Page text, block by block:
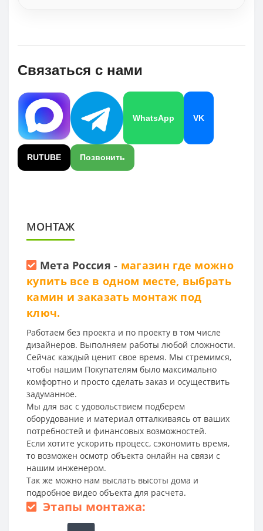
Связаться с нами
WhatsApp VK
RUTUBE Позвонить
МОНТАЖ
Мета Россия - магазин где можно
купить все в одном месте, выбрать
камин и заказать монтаж под
ключ.
Работаем без проекта и по проекту в том числе
дизайнеров. Выполняем работы любой сложности.
Сейчас каждый ценит свое время. Мы стремимся,
чтобы нашим Покупателям было максимально
комфортно и просто сделать заказ и осуществить
задуманное.
Мы для вас с удовольствием подберем
оборудование и материал отталкиваясь от ваших
потребностей и финансовых возможностей.
Если хотите ускорить процесс, сэкономить время,
то возможен осмотр объекта онлайн на связи с
нашим инженером.
Так же можно нам выслать высоты дома и
подробное видео объекта для расчета.
Этапы монтажа: